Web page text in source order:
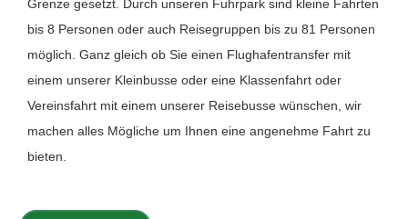
Grenze gesetzt. Durch unseren Fuhrpark sind kleine Fahrten
bis 8 Personen oder auch Reisegruppen bis zu 81 Personen
möglich. Ganz gleich ob Sie einen Flughafentransfer mit
einem unserer Kleinbusse oder eine Klassenfahrt oder
Vereinsfahrt mit einem unserer Reisebusse wünschen, wir
machen alles Mögliche um Ihnen eine angenehme Fahrt zu
bieten.